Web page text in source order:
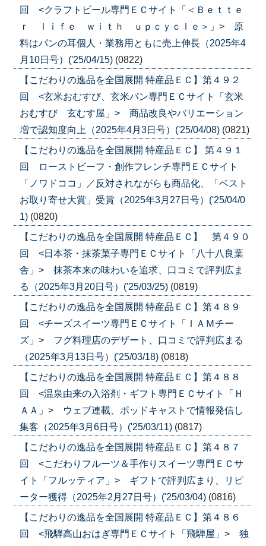
回 <クラフトビール専門ＥＣサイト「＜Ｂｅｔｔｅ
ｒ ｌｉｆｅ ｗｉｔｈ ｕｐｃｙｃｌｅ＞」> 原
料はパンの耳個人・業務用ともに売上伸長（2025年4
月10日号）('25/04/15) (0822)
【こだわりの逸品を全国展開 特産品ＥＣ】第４９２
回 <玄米おむすび、玄米パン専門ＥＣサイト「玄米
おむすび 玄むす屋」> 商品改良やバリエーション
増で認知度向上（2025年4月3日号）('25/04/08) (0821)
【こだわりの逸品を全国展開 特産品ＥＣ】 第４９１
回 ローストビーフ・創作フレンチ専門ＥＣサイト
「ノワドココ」／反対されながらも商品化、「ベスト
お取り寄せ大賞」受賞（2025年3月27日号）('25/04/0
1) (0820)
【こだわりの逸品を全国展開 特産品ＥＣ】 第４９０
回 <日本茶・抹茶菓子専門ＥＣサイト「八十八良葉
舎」> 抹茶本来の味わいを追求、口コミで評判広ま
る（2025年3月20日号）('25/03/25) (0819)
【こだわりの逸品を全国展開 特産品ＥＣ】第４８９
回 <チーズスイーツ専門ＥＣサイト「ＩＡＭチー
ズ」> フグ料理店のデザート、口コミで評判広まる
（2025年3月13日号）('25/03/18) (0818)
【こだわりの逸品を全国展開 特産品ＥＣ】第４８８
回 <温泉由来の入浴剤・ギフト専門ＥＣサイト「Ｈ
ＡＡ」> ウェブ連載、ポッドキャストで情報発信し
集客（2025年3月6日号）('25/03/11) (0817)
【こだわりの逸品を全国展開 特産品ＥＣ】第４８７
回 <こだわりフルーツ＆手作りスイーツ専門ＥＣサ
イト「フルッティア」> ギフトで評判広まり、リピ
ーター獲得（2025年2月27日号）('25/03/04) (0816)
【こだわりの逸品を全国展開 特産品ＥＣ】第４８６
回 <飛騨高山おはぎ専門ＥＣサイト「飛騨屋」> 独